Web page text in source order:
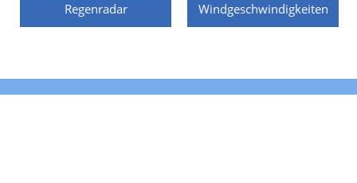
Regenradar Windgeschwindigkeiten